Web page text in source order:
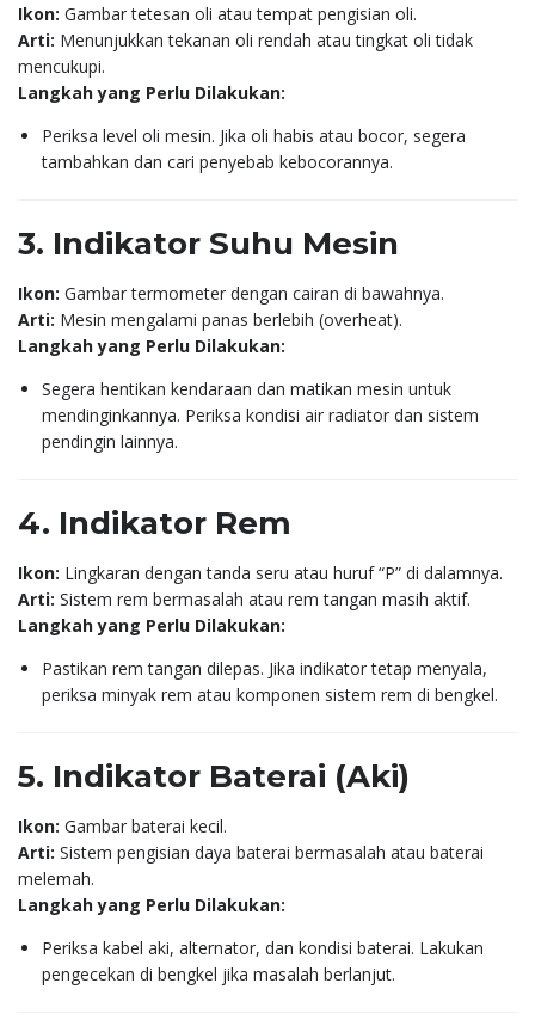
Ikon: Gambar tetesan oli atau tempat pengisian oli.
Arti: Menunjukkan tekanan oli rendah atau tingkat oli tidak
mencukupi.
Langkah yang Perlu Dilakukan:
Periksa level oli mesin. Jika oli habis atau bocor, segera
tambahkan dan cari penyebab kebocorannya.
3. Indikator Suhu Mesin
Ikon: Gambar termometer dengan cairan di bawahnya.
Arti: Mesin mengalami panas berlebih (overheat).
Langkah yang Perlu Dilakukan:
Segera hentikan kendaraan dan matikan mesin untuk
mendinginkannya. Periksa kondisi air radiator dan sistem
pendingin lainnya.
4. Indikator Rem
Ikon: Lingkaran dengan tanda seru atau huruf “P” di dalamnya.
Arti: Sistem rem bermasalah atau rem tangan masih aktif.
Langkah yang Perlu Dilakukan:
Pastikan rem tangan dilepas. Jika indikator tetap menyala,
periksa minyak rem atau komponen sistem rem di bengkel.
5. Indikator Baterai (Aki)
Ikon: Gambar baterai kecil.
Arti: Sistem pengisian daya baterai bermasalah atau baterai
melemah.
Langkah yang Perlu Dilakukan:
Periksa kabel aki, alternator, dan kondisi baterai. Lakukan
pengecekan di bengkel jika masalah berlanjut.